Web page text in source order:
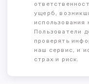
ущерб,
использования
Пользователи
проверять
наш сервис, и
страх и риск.